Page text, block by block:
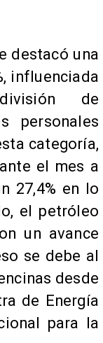
destacó una
influenciada
de
personales
categoría,
el mes a
27,4% en lo
el petróleo
un avance
se debe al
desde
de Energía
para la